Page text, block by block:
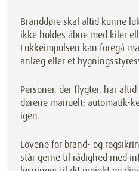
Branddøre skal altid kunne
ikke holdes åbne med kiler
Lukkeimpulsen kan foregå
anlæg eller et
Personer, der flygter, har
dørene manuelt; automatik-
igen.
Lovene for brand- og
står gerne til rådighed med